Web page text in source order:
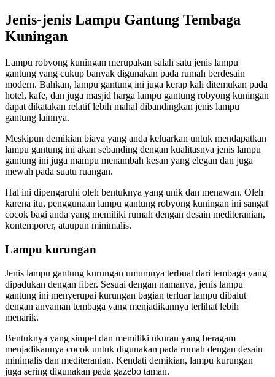
Jenis-jenis Lampu Gantung Tembaga
Kuningan
Lampu robyong kuningan merupakan salah satu jenis lampu
gantung yang cukup banyak digunakan pada rumah berdesain
modern. Bahkan, lampu gantung ini juga kerap kali ditemukan pada
hotel, kafe, dan juga masjid harga lampu gantung robyong kuningan
dapat dikatakan relatif lebih mahal dibandingkan jenis lampu
gantung lainnya.
Meskipun demikian biaya yang anda keluarkan untuk mendapatkan
lampu gantung ini akan sebanding dengan kualitasnya jenis lampu
gantung ini juga mampu menambah kesan yang elegan dan juga
mewah pada suatu ruangan.
Hal ini dipengaruhi oleh bentuknya yang unik dan menawan. Oleh
karena itu, penggunaan lampu gantung robyong kuningan ini sangat
cocok bagi anda yang memiliki rumah dengan desain mediteranian,
kontemporer, ataupun minimalis.
Lampu kurungan
Jenis lampu gantung kurungan umumnya terbuat dari tembaga yang
dipadukan dengan fiber. Sesuai dengan namanya, jenis lampu
gantung ini menyerupai kurungan bagian terluar lampu dibalut
dengan anyaman tembaga yang menjadikannya terlihat lebih
menarik.
Bentuknya yang simpel dan memiliki ukuran yang beragam
menjadikannya cocok untuk digunakan pada rumah dengan desain
minimalis dan mediteranian. Kendati demikian, lampu kurungan
juga sering digunakan pada gazebo taman.